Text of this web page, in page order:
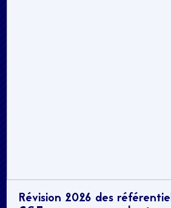
Révision 2026 des